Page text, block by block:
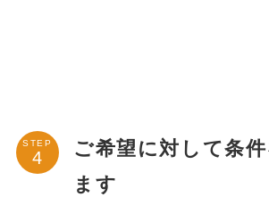
STEP
ご希望に対して条
ます